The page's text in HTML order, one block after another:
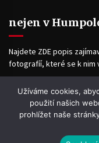
nejen v
Najdete ZDE popis
fotografíí, které se k nim
Facebook
Užíváme cookies,
použití našich
prohlížet naše